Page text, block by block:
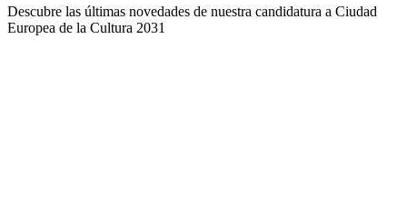
Descubre las últimas novedades de nuestra candidatura a Ciudad
Europea de la Cultura 2031